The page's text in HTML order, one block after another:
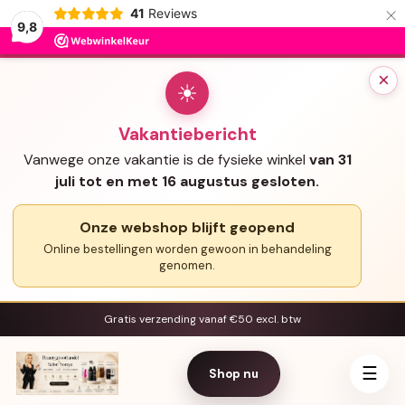
9,8
41 Reviews ×
×
☀
Vakantiebericht
Vanwege onze vakantie is de fysieke winkel van 31
juli tot en met 16 augustus gesloten.
Onze webshop blijft geopend
Online bestellingen worden gewoon in behandeling
genomen.
Gratis verzending vanaf €50 excl. btw
Shop nu ☰